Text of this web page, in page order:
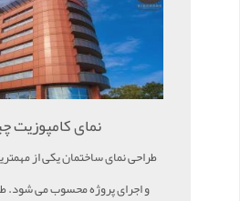
نمای
طراحی نمای ساختمان یکی از
و اجرای پروژه محسوب می شود.